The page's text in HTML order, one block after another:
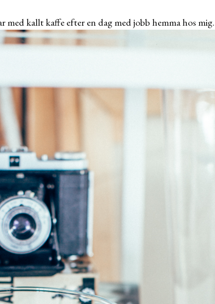
med kallt kaffe efter en dag med jobb hemma hos